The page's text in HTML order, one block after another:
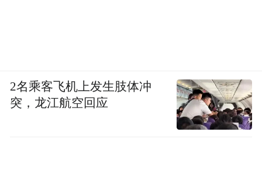
2名乘客飞机上发生肢体冲
突，龙江航空回应